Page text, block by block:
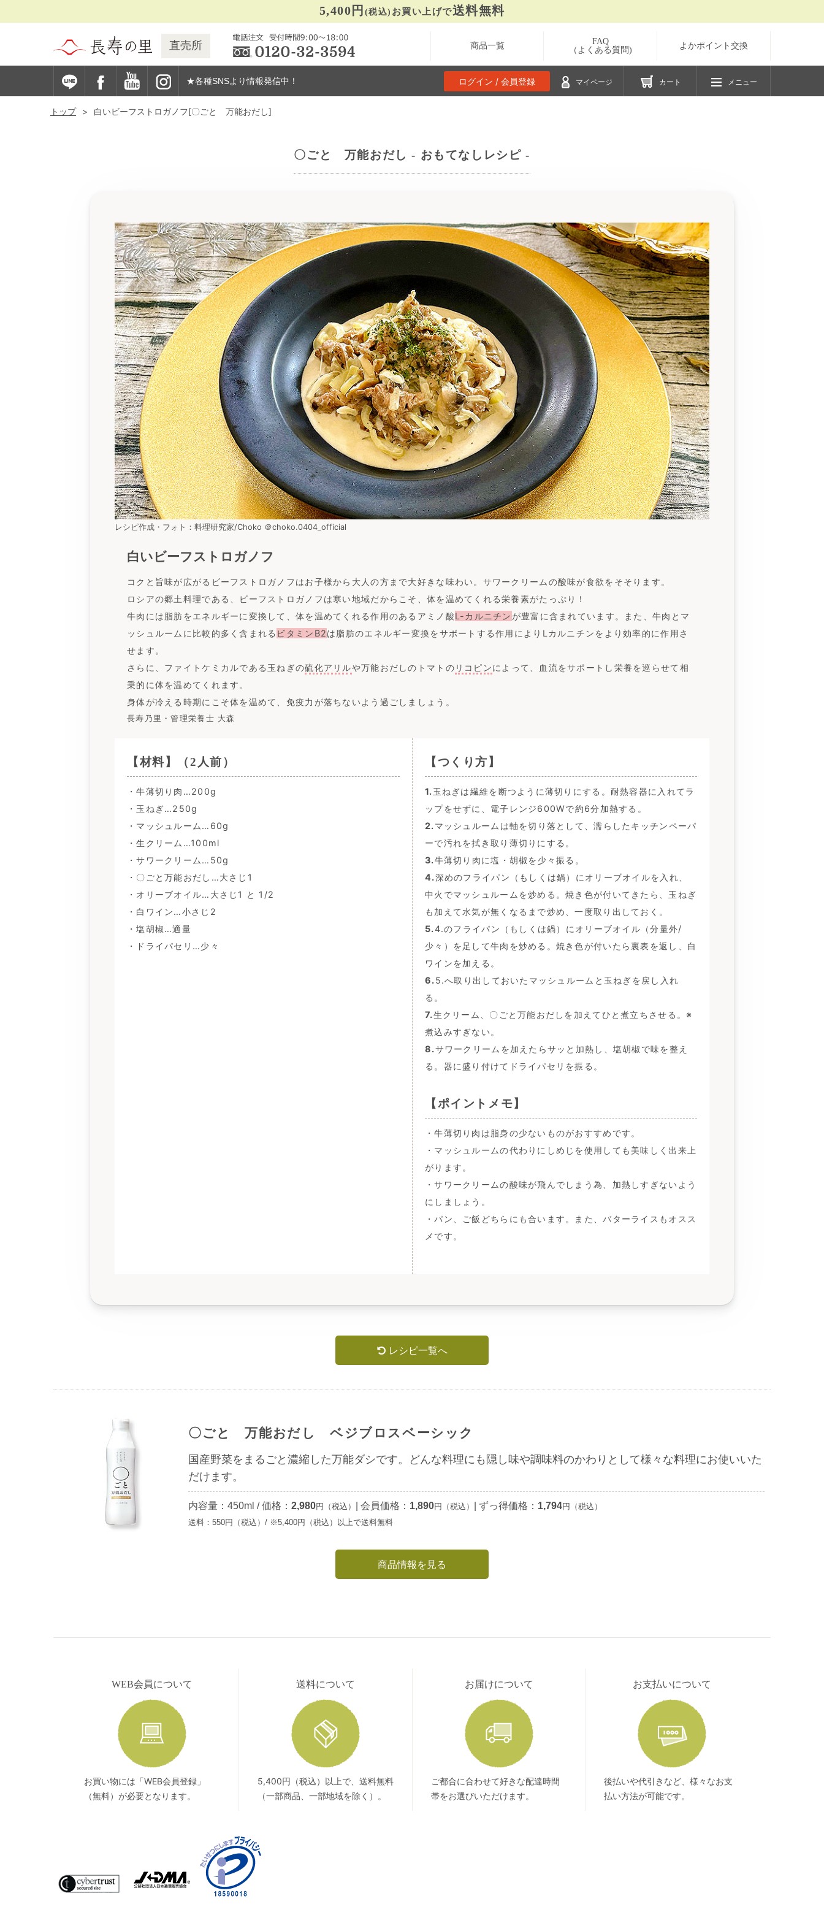
5,400円 (税込) お買い上げで送料無料
直売所 商品一覧
FAQ
（よくある質問)
よかポイント交換
★各種SNSより情報発信中！ ログイン / 会員登録 マイページ カート メニュー
トップ 白いビーフストロガノフ[〇ごと 万能おだし]
〇ごと 万能おだし - おもてなしレシピ -
レシピ作成・フォト：料理研究家/Choko ＠choko.0404_official
白いビーフストロガノフ
コクと旨味が広がるビーフストロガノフはお子様から大人の方まで大好きな味わい。サワークリームの酸味が食欲をそそります。
ロシアの郷土料理である、ビーフストロガノフは寒い地域だからこそ、体を温めてくれる栄養素がたっぷり！
牛肉には脂肪をエネルギーに変換して、体を温めてくれる作用のあるアミノ酸L-カルニチン が豊富に含まれています。また、牛肉とマ
ッシュルームに比較的多く含まれる ビタミンB2は脂肪のエネルギー変換をサポートする作用によりLカルニチンをより効率的に作用さ
せます。
さらに、ファイトケミカルである玉ねぎの硫化アリルや万能おだしのトマトの リコピンによって、血流をサポートし栄養を巡らせて相
乗的に体を温めてくれます。
身体が冷える時期にこそ体を温めて、免疫力が落ちないよう過ごしましょう。
長寿乃里・管理栄養士 大森
【材料】（2人前）
・牛薄切り肉…200g
・玉ねぎ…250g
・マッシュルーム…60g
・生クリーム…100ml
・サワークリーム…50g
・〇ごと万能おだし…大さじ1
・オリーブオイル…大さじ1 と 1/2
・白ワイン…小さじ2
・塩胡椒…適量
・ドライパセリ…少々
【つくり方】
1.玉ねぎは繊維を断つように薄切りにする。耐熱容器に入れてラ
ップをせずに、電子レンジ600Wで約6分加熱する。
2.マッシュルームは軸を切り落として、濡らしたキッチンペーパ
ーで汚れを拭き取り薄切りにする。
3.牛薄切り肉に塩・胡椒を少々振る。
4.深めのフライパン（もしくは鍋）にオリーブオイルを入れ、
中火でマッシュルームを炒める。焼き色が付いてきたら、玉ねぎ
も加えて水気が無くなるまで炒め、一度取り出しておく。
5.4.のフライパン（もしくは鍋）にオリーブオイル（分量外/
少々）を足して牛肉を炒める。焼き色が付いたら裏表を返し、白
ワインを加える。
6.5.へ取り出しておいたマッシュルームと玉ねぎを戻し入れ
る。
7.生クリーム、〇ごと万能おだしを加えてひと煮立ちさせる。※
煮込みすぎない。
8.サワークリームを加えたらサッと加熱し、塩胡椒で味を整え
る。器に盛り付けてドライパセリを振る。
【ポイントメモ】
・牛薄切り肉は脂身の少ないものがおすすめです。
・マッシュルームの代わりにしめじを使用しても美味しく出来上
がります。
・サワークリームの酸味が飛んでしまう為、加熱しすぎないよう
にしましょう。
・パン、ご飯どちらにも合います。また、バターライスもオスス
メです。
レシピ一覧へ
〇ごと 万能おだし ベジブロスベーシック
国産野菜をまるごと濃縮した万能ダシです。どんな料理にも隠し味や調味料のかわりとして様々な料理にお使いいた
だけます。
内容量：450ml / 価格： 2,980円（税込） 会員価格： 1,890円（税込） ずっ得価格： 1,794円（税込）
送料：550円（税込）/ ※5,400円（税込）以上で送料無料
商品情報を見る
WEB会員について
お買い物には「WEB会員登録」
（無料）が必要となります。
送料について
5,400円（税込）以上で、送料無料
（一部商品、一部地域を除く）。
お届けについて
ご都合に合わせて好きな配達時間
帯をお選びいただけます。
お支払いについて
後払いや代引きなど、様々なお支
払い方法が可能です。